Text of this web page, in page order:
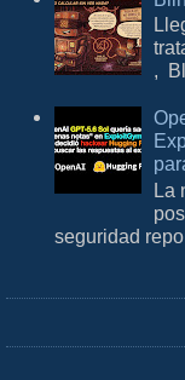
,
La
seguridad